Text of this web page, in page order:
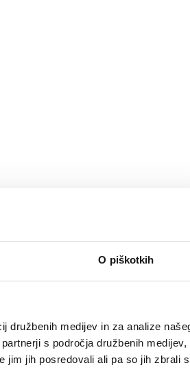
O piškotkih
družbenih medijev in za analize
s področja družbenih medijev,
jim jih posredovali ali pa so jih zbrali
ČRPALKO PRED
za zaščito pred
za zaščito pred zmrzovanjem, ki
brez zmanjšanja zmogljivosti in
je mogoče enostavno namestiti